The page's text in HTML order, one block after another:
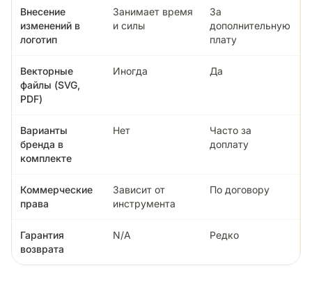
Внесение
изменений в
логотип
Занимает время
и силы
За
дополнительную
плату
Векторные
файлы (SVG,
PDF)
Иногда Да
Варианты
бренда в
комплекте
Нет
Часто за
доплату
Коммерческие
права
Зависит от
инструмента
По договору
Гарантия
возврата
N/A Редко